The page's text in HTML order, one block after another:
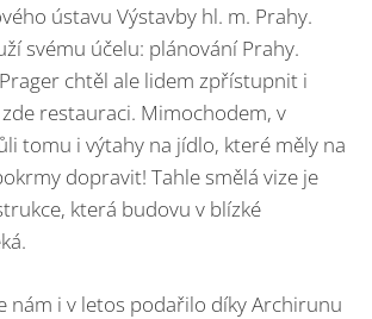
ústavu Výstavby hl. m. Prahy.
svému účelu: plánování Prahy.
chtěl ale lidem zpřístupnit i
restauraci. Mimochodem, v
tomu i výtahy na jídlo, které měly na
dopravit! Tahle smělá vize je
která budovu v blízké
nám i v letos podařilo díky Archirunu